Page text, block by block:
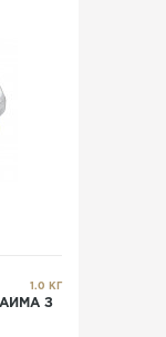
1.0 КГ
З